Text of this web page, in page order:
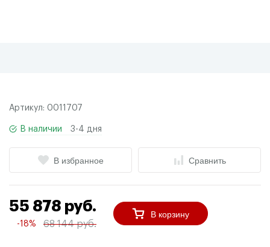
Артикул: 0011707
В наличии 3-4 дня
В избранное Сравнить
55 878 руб.
-18% 68 144 руб.
В корзину